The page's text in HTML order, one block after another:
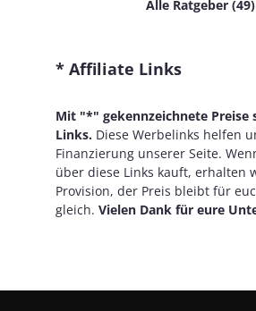
Alle Ratgeber (49)
* Affiliate Links
Mit "*" gekennzeichnete Preise
Links. Diese Werbelinks helfen
Finanzierung unserer Seite.
über diese Links kauft, erhalten
Provision, der Preis bleibt für
gleich. Vielen Dank für eure